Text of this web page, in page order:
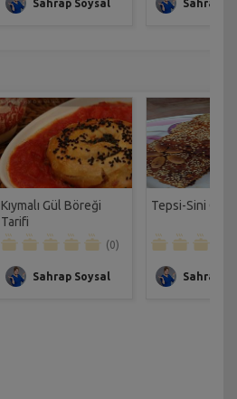
Sahrap Soysal Sahrap
Kıymalı Gül Böreği
Tarifi
(0)
Sahrap Soysal
Tepsi-Sini
Sahrap